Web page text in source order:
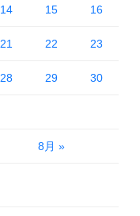
8月 »
14 15 16
21 22 23
28 29 30